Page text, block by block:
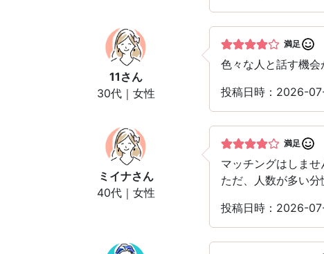
11 さん
30代｜女性
満足
色々な人と話す機会
投稿日時：2026-
ミイナさん
40代｜女性
満足
マッチングはしませ
ただ、人数が多い分
投稿日時：2026-